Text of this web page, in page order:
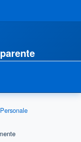
Personale